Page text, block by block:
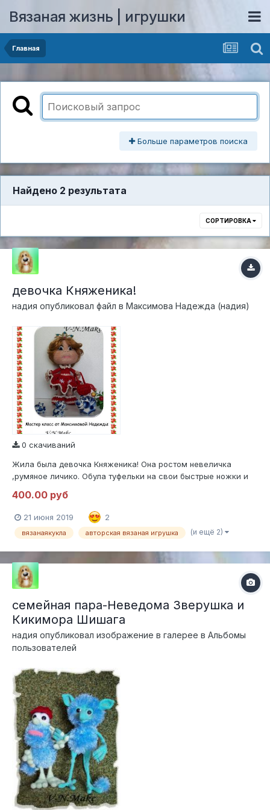
Вязаная жизнь | игрушки
Главная
Больше параметров поиска
Найдено 2 результата
СОРТИРОВКА
девочка Княженика!
надия опубликовал файл в Максимова Надежда (надия)
0 скачиваний
Жила была девочка Княженика! Она ростом невеличка
,румяное личико. Обула туфельки на свои быстрые ножки и
ягод видимо не видимо. Стала она их в корзинку собирать
,будет чем гостей угощать.Авторская работа,куколка
каркасная,туфельки на шплинтов...
400.00 руб
21 июня 2019 2
вязанаякукла авторская вязаная игрушка (и ещё 2)
семейная пара-Неведома Зверушка и
Кикимора Шишага
надия опубликовал изображение в галерее в Альбомы
пользователей